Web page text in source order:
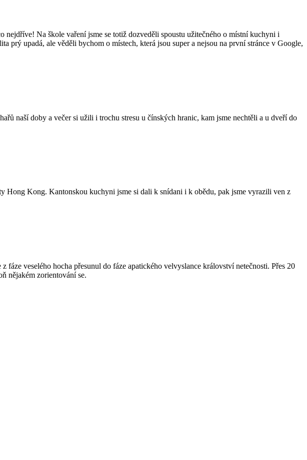
Na škole vaření jsme se totiž dozveděli spoustu užitečného o místní kuchyni i
prý upadá, ale věděli bychom o místech, která jsou super a nejsou na první stránce v Google,
naší doby a večer si užili i trochu stresu u čínských hranic, kam jsme nechtěli a u dveří do
Hong Kong. Kantonskou kuchyni jsme si dali k snídani i k obědu, pak jsme vyrazili ven z
veselého hocha přesunul do fáze apatického velvyslance království netečnosti. Přes 20
nějakém zorientování se.